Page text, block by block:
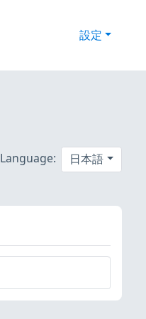
設定
Language: 日本語